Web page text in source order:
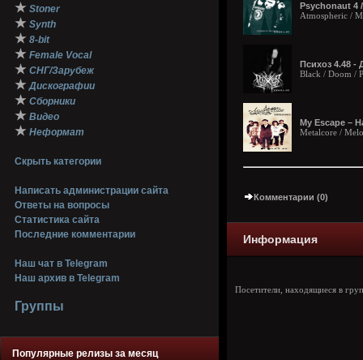
★ Stoner
★ Synth
★ 8-bit
★ Female Vocal
★ СНГ/Зарубеж
★ Дискографии
★ Сборники
★ Видео
★ Неформат
Скрыть категории
Написать администрации сайта
Ответы на вопросы
Статистика сайта
Последние комментарии
Наш чат в Telegram
Наш архив в Telegram
Группы
Популярные релизы за месяц
Psychonaut 4
Atmospheric /
Психоз 4.48 -
Black / Doom /
My Escape –
Metalcore /
Комментарии (0)
Информация
Посетители, находящиеся в